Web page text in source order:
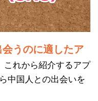
会うのに適したア
これから紹介するアプ
中国人との出会いを